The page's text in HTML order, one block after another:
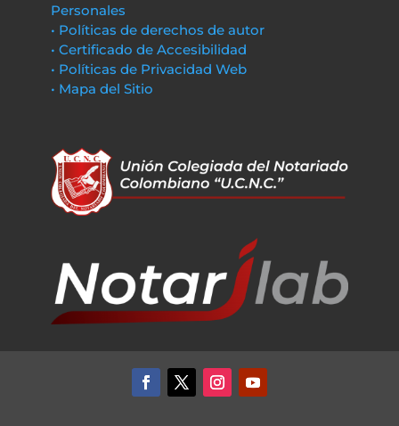
Personales
• Políticas de derechos de autor
• Certificado de Accesibilidad
• Políticas de Privacidad Web
• Mapa del Sitio